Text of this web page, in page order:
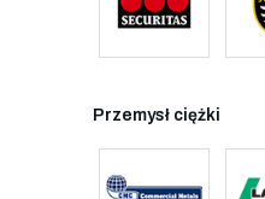
Przemysł ciężki